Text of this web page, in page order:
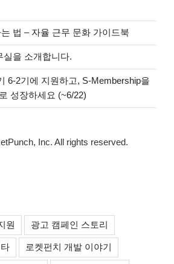
법 – 자율 근무 문화 가이드북
실을 소개합니다.
6-2기에 지원하고, S-Membership을
성장하세요 (~6/22)
Inc. All rights reserved.
원 광고 캠페인 스토리
로켓펀치 개발 이야기